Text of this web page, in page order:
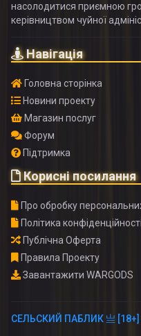
насолодитися приємною
керівництвом чуйної
Навігація
Головна сторінка
Новини проекту
Магазин послуг
Форум
Підтримка
Корисні посилання
Про обробку
Політика конфіденційності
Публічна Оферта
Правила Проекту
Завантажити WARGODS
СЕЛЬСКИЙ ПАБЛИК 亗 [18+]